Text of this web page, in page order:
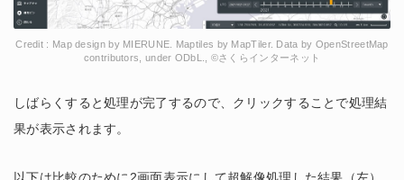
Credit : Map design by MIERUNE. Maptiles by MapTiler. Data by OpenStreetMap
contributors, under ODbL., ©さくらインターネット
しばらくすると処理が完了するので、クリックすることで処理結
果が表示されます。